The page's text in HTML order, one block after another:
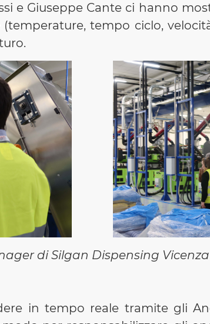
e Giuseppe Cante ci hanno
tempo ciclo,
di Silgan Dispensing
in tempo reale tramite gli